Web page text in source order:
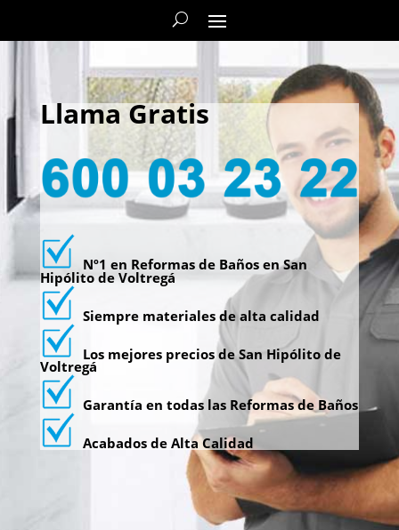
Llama Gratis
Nº1 en Reformas de Baños en San
Hipólito de Voltregá
Siempre materiales de alta calidad
Los mejores precios de San Hipólito de
Voltregá
Garantía en todas las Reformas de Baños
Acabados de Alta Calidad